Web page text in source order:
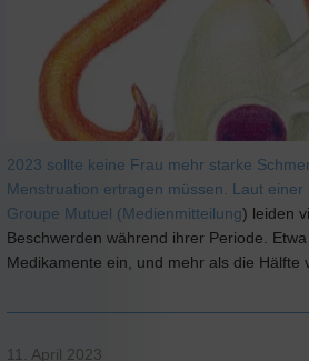
2023 sollte keine Frau mehr starke
Menstruation ertragen müssen. Laut
Groupe Mutuel (Medienmitteilung) leiden
Beschwerden während ihrer Periode.
Medikamente ein, und mehr als die Hälfte
11. April 2023